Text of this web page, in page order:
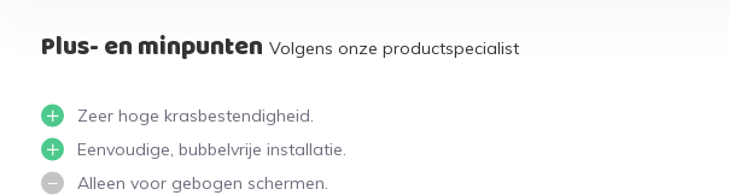
Plus- en minpunten Volgens onze productspecialist
Zeer hoge krasbestendigheid.
Eenvoudige, bubbelvrije installatie.
Alleen voor gebogen schermen.